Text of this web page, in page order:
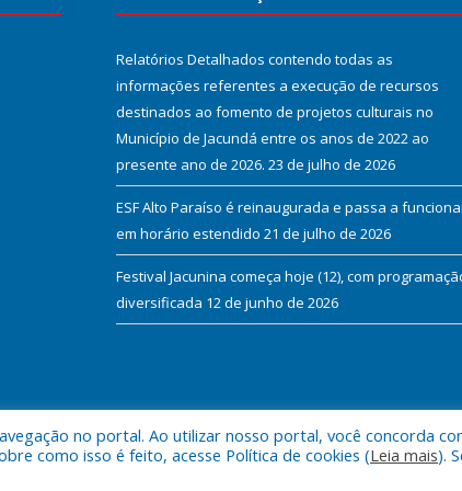
Relatórios Detalhados contendo todas as
informações referentes a execução de recursos
destinados ao fomento de projetos culturais no
Município de Jacundá entre os anos de 2022 ao
presente ano de 2026. 23 de julho de 2026
ESF Alto Paraíso é reinaugurada e passa a
em horário estendido 21 de julho de 2026
Festival Jacunina começa hoje (12), com
diversificada 12 de junho de 2026
de Jacundá.
no portal. Ao utilizar nosso portal, você concorda
como isso é feito, acesse Política de cookies (Leia mais).